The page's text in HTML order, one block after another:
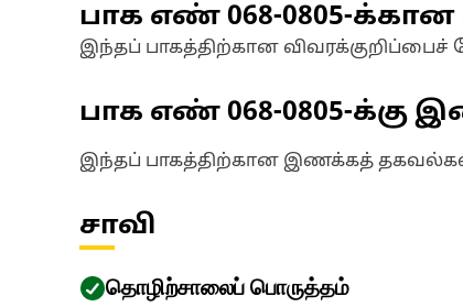
பாக எண் 068-0805-க்கான
இந்தப் பாகத்திற்கான
பாக எண் 068-0805-க்கு
இந்தப் பாகத்திற்கான இணக்கத்
சாவி
தொழிற்சாலைப் பொருத்தம்